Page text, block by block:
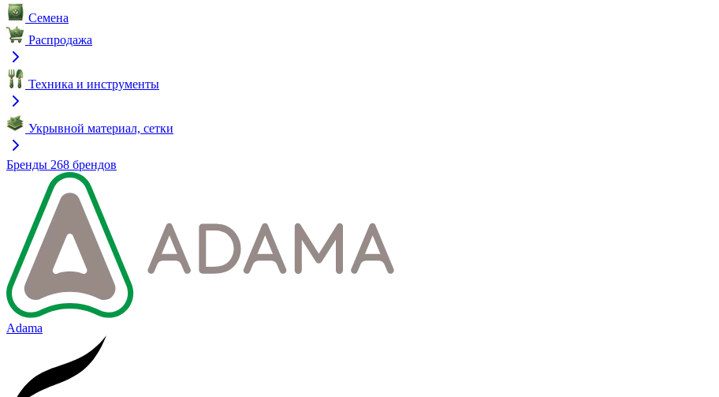
Семена
Распродажа
Техника и инструменты
Укрывной материал, сетки
Бренды 268 брендов
Adama